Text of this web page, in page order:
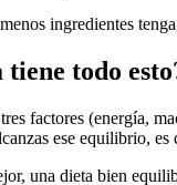
ingredientes
todo
factores (energía,
ese equilibrio, es
una dieta bien